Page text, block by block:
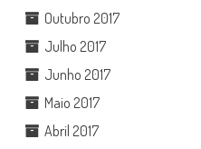
Outubro 2017
Julho 2017
Junho 2017
Maio 2017
Abril 2017